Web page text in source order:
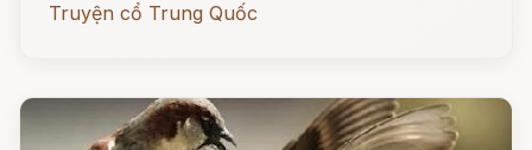
Truyện cổ Trung Quốc